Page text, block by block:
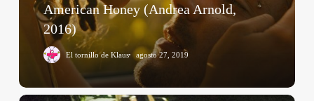
American Honey (Andrea Arnold,
2016)
El tornillo de Klaus agosto 27, 2019